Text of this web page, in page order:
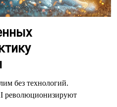
без технологий.
революционизируют